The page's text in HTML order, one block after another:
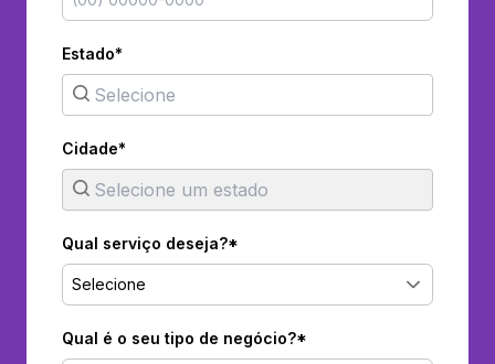
Estado*
Cidade*
Qual serviço deseja?*
Selecione
Qual é o seu tipo de negócio?*